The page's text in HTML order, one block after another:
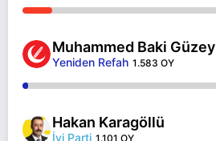
Muhammed Baki Güzey
Yeniden Refah 1.583 OY
Hakan Karagöllü
İyi Parti 1.101 OY